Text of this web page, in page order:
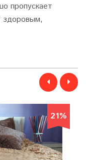
пропускает
здоровым,
21%